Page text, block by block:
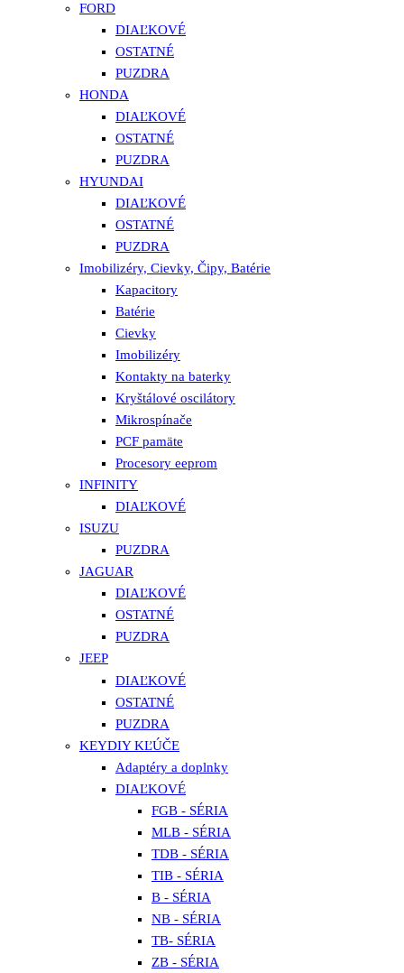
FORD
DIAĽKOVÉ
OSTATNÉ
PUZDRA
HONDA
DIAĽKOVÉ
OSTATNÉ
PUZDRA
HYUNDAI
DIAĽKOVÉ
OSTATNÉ
PUZDRA
Imobilizéry, Cievky, Čipy, Batérie
Kapacitory
Batérie
Cievky
Imobilizéry
Kontakty na baterky
Kryštálové oscilátory
Mikrospínače
PCF pamäte
Procesory eeprom
INFINITY
DIAĽKOVÉ
ISUZU
PUZDRA
JAGUAR
DIAĽKOVÉ
OSTATNÉ
PUZDRA
JEEP
DIAĽKOVÉ
OSTATNÉ
PUZDRA
KEYDIY KĽÚČE
Adaptéry a doplnky
DIAĽKOVÉ
FGB - SÉRIA
MLB - SÉRIA
TDB - SÉRIA
TIB - SÉRIA
B - SÉRIA
NB - SÉRIA
TB- SÉRIA
ZB - SÉRIA